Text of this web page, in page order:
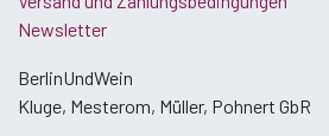
Newsletter
BerlinUndWein
Kluge, Mesterom, Müller, Pohnert GbR